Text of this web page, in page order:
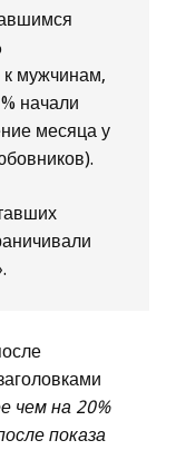
мужчинам,
начали
месяца у
чем на 20%
показа